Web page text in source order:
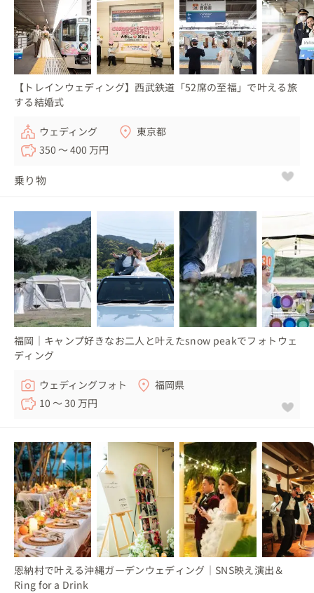
【トレインウェディング】西武鉄道「52席の至福」で叶える旅
する結婚式
ウェディング
東京都
350 〜 400 万円
乗り物
福岡｜キャンプ好きなお二人と叶えたsnow peakでフォトウェ
ディング
ウェディングフォト
福岡県
10 〜 30 万円
恩納村で叶える沖縄ガーデンウェディング｜SNS映え演出＆
Ring for a Drink